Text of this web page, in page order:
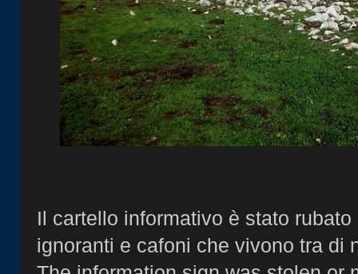
Il cartello informativo è stato
ignoranti e cafoni che vivono tra di